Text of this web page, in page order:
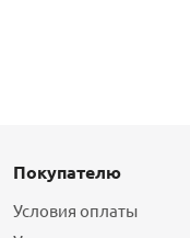
Покупателю
Условия оплаты